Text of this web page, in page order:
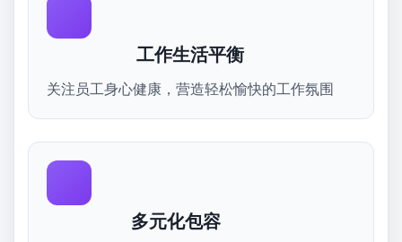
工作生活平衡
关注员工身心健康，营造轻松愉快的工作氛围
多元化包容